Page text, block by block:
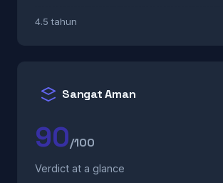
4.5 tahun
Sangat Aman
90/100
Verdict at a glance